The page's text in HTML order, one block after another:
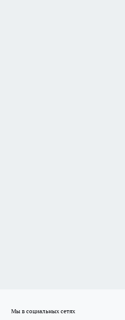
Мы в социальных сетях